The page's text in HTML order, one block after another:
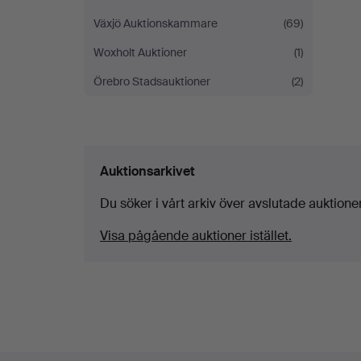
Växjö Auktionskammare
(69)
Woxholt Auktioner
(1)
Örebro Stadsauktioner
(2)
Auktionsarkivet
Du söker i vårt arkiv över avslutade
Visa pågående auktioner istället.